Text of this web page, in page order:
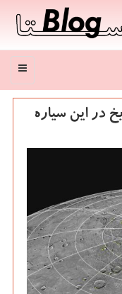
منو
در این سیاره